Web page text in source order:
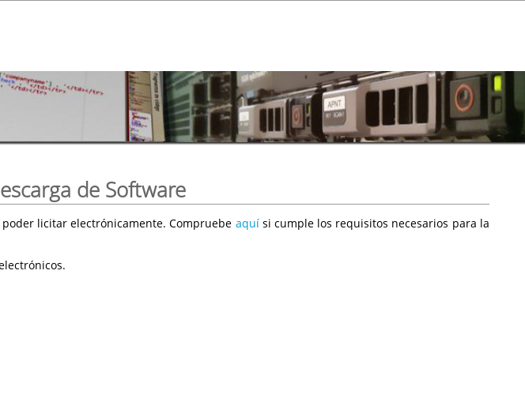
de Software
licitar electrónicamente. Compruebe aquísi cumple los requisitos necesarios para la